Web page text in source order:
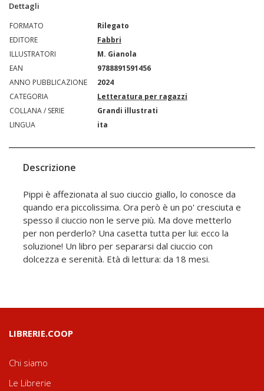
Dettagli
FORMATO
Rilegato
EDITORE
Fabbri
ILLUSTRATORI
M. Gianola
EAN
9788891591456
ANNO PUBBLICAZIONE
2024
CATEGORIA
Letteratura per ragazzi
COLLANA / SERIE
Grandi illustrati
LINGUA
ita
Descrizione
Pippi è affezionata al suo ciuccio giallo, lo conosce da
quando era piccolissima. Ora però è un po' cresciuta e
spesso il ciuccio non le serve più. Ma dove metterlo
per non perderlo? Una casetta tutta per lui: ecco la
soluzione! Un libro per separarsi dal ciuccio con
dolcezza e serenità. Età di lettura: da 18 mesi.
LIBRERIE.COOP
Chi siamo
Le Librerie